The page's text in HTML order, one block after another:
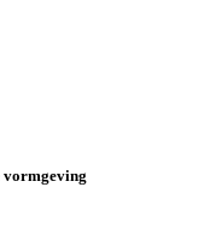
vormgeving